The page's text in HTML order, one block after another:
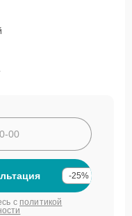
-25%
с политикой